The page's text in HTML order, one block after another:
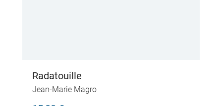
Radatouille
Jean-Marie Magro